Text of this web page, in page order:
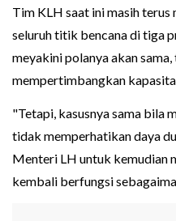
Tim KLH saat ini masih terus
seluruh titik bencana di tiga
meyakini polanya akan
mempertimbangkan
"Tetapi, kasusnya sama bila
tidak memperhatikan daya
Menteri LH untuk kemudian
kembali berfungsi